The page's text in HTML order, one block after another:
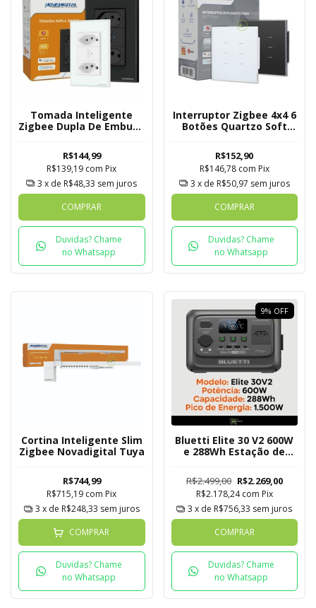
Tomada Inteligente
Zigbee Dupla De Embutir
R$144,99
R$139,19 com Pix
3 x de R$48,33 sem juros
COMPRAR
Duvidas? Chame
no Whatsapp
Interruptor Zigbee 4x4 6
Botões Quartzo Soft
R$152,90
R$146,78 com Pix
3 x de R$50,97 sem juros
COMPRAR
Duvidas? Chame
no Whatsapp
Cortina Inteligente Slim
Zigbee Novadigital Tuya
R$744,99
R$715,19 com Pix
3 x de R$248,33 sem juros
COMPRAR
Duvidas? Chame
no Whatsapp
9% OFF
Bluetti Elite 30 V2 600W
e 288Wh Estação de
R$2.499,00 R$2.269,00
R$2.178,24com Pix
3 x de R$756,33 sem juros
COMPRAR
Duvidas? Chame
no Whatsapp